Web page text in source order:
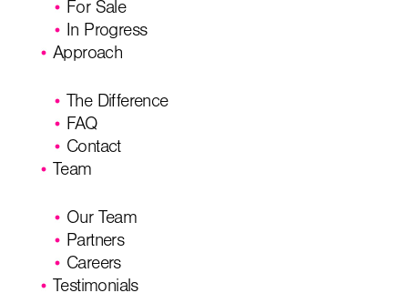
For Sale
In Progress
Approach
The Difference
FAQ
Contact
Team
Our Team
Partners
Careers
Testimonials